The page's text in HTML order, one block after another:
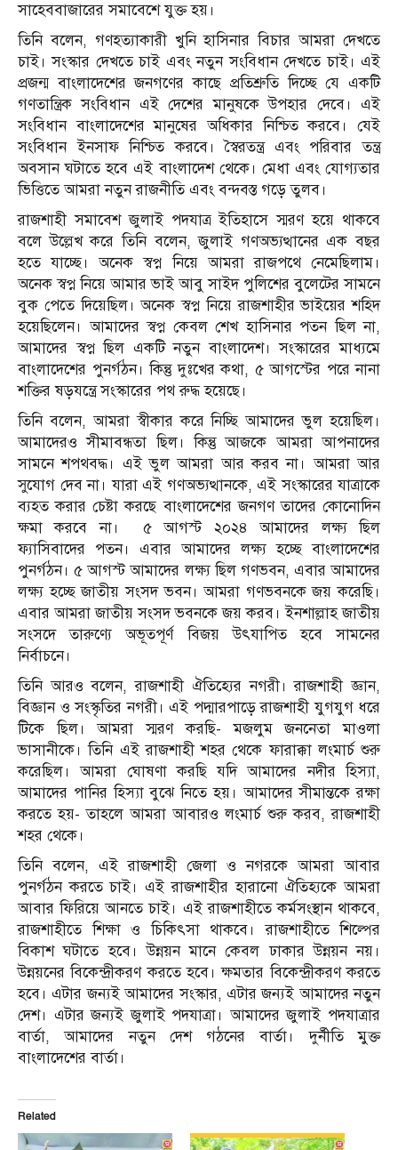
সাহেববাজারের সমাবেশে যুক্ত হয়।
তিনি বলেন, গণহত্যাকারী খুনি হাসিনার বিচার আমরা দেখতে
চাই। সংস্কার দেখতে চাই এবং নতুন সংবিধান দেখতে চাই। এই
প্রজন্ম বাংলাদেশের জনগণের কাছে প্রতিশ্রুতি দিচ্ছে যে একটি
গণতান্ত্রিক সংবিধান এই দেশের মানুষকে উপহার দেবে। এই
সংবিধান বাংলাদেশের মানুষের অধিকার নিশ্চিত করবে। যেই
সংবিধান ইনসাফ নিশ্চিত করবে। স্বৈরতন্ত্র এবং পরিবার তন্ত্র
অবসান ঘটাতে হবে এই বাংলাদেশ থেকে। মেধা এবং যোগ্যতার
ভিত্তিতে আমরা নতুন রাজনীতি এবং বন্দবস্ত গড়ে তুলব।
রাজশাহী সমাবেশ জুলাই পদযাত্র ইতিহাসে স্মরণ হয়ে থাকবে
বলে উল্লেখ করে তিনি বলেন, জুলাই গণঅভ্যত্থানের এক বছর
হতে যাচ্ছে। অনেক স্বপ্ন নিয়ে আমরা রাজপথে নেমেছিলাম।
অনেক স্বপ্ন নিয়ে আমার ভাই আবু সাইদ পুলিশের বুলেটের সামনে
বুক পেতে দিয়েছিল। অনেক স্বপ্ন নিয়ে রাজশাহীর ভাইয়ের শহিদ
হয়েছিলেন। আমাদের স্বপ্ন কেবল শেখ হাসিনার পতন ছিল না,
আমাদের স্বপ্ন ছিল একটি নতুন বাংলাদেশ। সংস্কারের মাধ্যমে
বাংলাদেশের পুনর্গঠন। কিন্তু দুঃখের কথা, ৫ আগস্টের পরে নানা
শক্তির ষড়যন্ত্রে সংস্কারের পথ রুদ্ধ হয়েছে।
তিনি বলেন, আমরা স্বীকার করে নিচ্ছি আমাদের ভুল হয়েছিল।
আমাদেরও সীমাবন্ধতা ছিল। কিন্তু আজকে আমরা আপনাদের
সামনে শপথবদ্ধ। এই ভুল আমরা আর করব না। আমরা আর
সুযোগ দেব না। যারা এই গণঅভ্যত্থানকে, এই সংস্কারের যাত্রাকে
ব্যহত করার চেষ্টা করছে বাংলাদেশের জনগণ তাদের কোনোদিন
ক্ষমা করবে না। ৫ আগস্ট ২০২৪ আমাদের লক্ষ্য ছিল
ফ্যাসিবাদের পতন। এবার আমাদের লক্ষ্য হচ্ছে বাংলাদেশের
পুনর্গঠন। ৫ আগস্ট আমাদের লক্ষ্য ছিল গণভবন, এবার আমাদের
লক্ষ্য হচ্ছে জাতীয় সংসদ ভবন। আমরা গণভবনকে জয় করেছি।
এবার আমরা জাতীয় সংসদ ভবনকে জয় করব। ইনশাল্লাহ জাতীয়
সংসদে তারুণ্যে অভূতপূর্ণ বিজয় উৎযাপিত হবে সামনের
নির্বাচনে।
তিনি আরও বলেন, রাজশাহী ঐতিহ্যের নগরী। রাজশাহী জ্ঞান,
বিজ্ঞান ও সংস্কৃতির নগরী। এই পদ্মারপাড়ে রাজশাহী যুগযুগ ধরে
টিকে ছিল। আমরা স্মরণ করছি- মজলুম জননেতা মাওলা
ভাসানীকে। তিনি এই রাজশাহী শহর থেকে ফারাক্কা লংমার্চ শুরু
করেছিল। আমরা ঘোষণা করছি যদি আমাদের নদীর হিস্যা,
আমাদের পানির হিস্যা বুঝে নিতে হয়। আমাদের সীমান্তকে রক্ষা
করতে হয়- তাহলে আমরা আবারও লংমার্চ শুরু করব, রাজশাহী
শহর থেকে।
তিনি বলেন, এই রাজশাহী জেলা ও নগরকে আমরা আবার
পুনর্গঠন করতে চাই। এই রাজশাহীর হারানো ঐতিহ্যকে আমরা
আবার ফিরিয়ে আনতে চাই। এই রাজশাহীতে কর্মসংস্থান থাকবে,
রাজশাহীতে শিক্ষা ও চিকিৎসা থাকবে। রাজশাহীতে শিল্পের
বিকাশ ঘটাতে হবে। উন্নয়ন মানে কেবল ঢাকার উন্নয়ন নয়।
উন্নয়নের বিকেন্দ্রীকরণ করতে হবে। ক্ষমতার বিকেন্দ্রীকরণ করতে
হবে। এটার জন্যই আমাদের সংস্কার, এটার জন্যই আমাদের নতুন
দেশ। এটার জন্যই জুলাই পদযাত্রা। আমাদের জুলাই পদযাত্রার
বার্তা, আমাদের নতুন দেশ গঠনের বার্তা। দুর্নীতি মুক্ত
বাংলাদেশের বার্তা।
Related